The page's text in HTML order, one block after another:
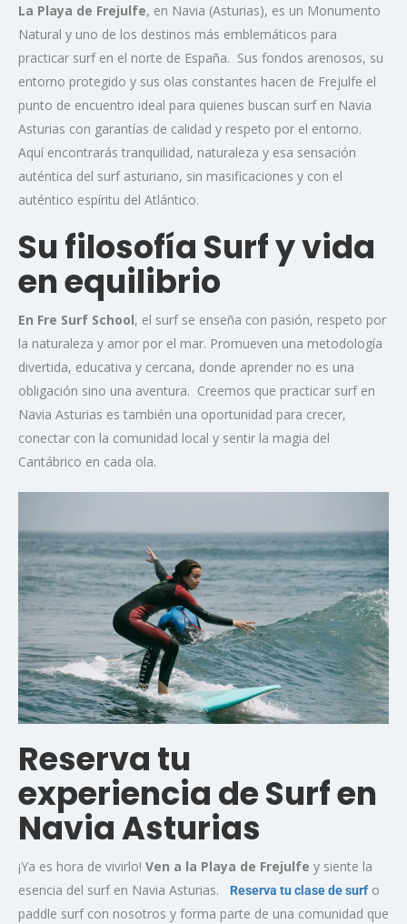
La Playa de Frejulfe, en Navia (Asturias), es un Monumento
Natural y uno de los destinos más emblemáticos para
practicar surf en el norte de España. Sus fondos arenosos, su
entorno protegido y sus olas constantes hacen de Frejulfe el
punto de encuentro ideal para quienes buscan surf en Navia
Asturias con garantías de calidad y respeto por el entorno.
Aquí encontrarás tranquilidad, naturaleza y esa sensación
auténtica del surf asturiano, sin masificaciones y con el
auténtico espíritu del Atlántico.
Su filosofía Surf y vida
en equilibrio
En Fre Surf School, el surf se enseña con pasión, respeto por
la naturaleza y amor por el mar. Promueven una metodología
divertida, educativa y cercana, donde aprender no es una
obligación sino una aventura. Creemos que practicar surf en
Navia Asturias es también una oportunidad para crecer,
conectar con la comunidad local y sentir la magia del
Cantábrico en cada ola.
Reserva tu
experiencia de Surf en
Navia Asturias
¡Ya es hora de vivirlo! Ven a la Playa de Frejulfe y siente la
esencia del surf en Navia Asturias.
Reserva tu clase de surf o
paddle surf con nosotros y forma parte de una comunidad que